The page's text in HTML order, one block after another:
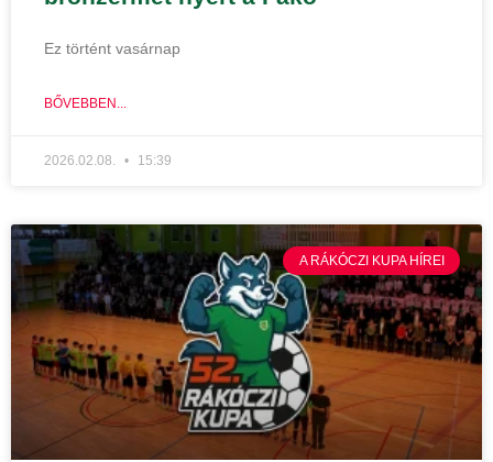
Ez történt vasárnap
BŐVEBBEN...
2026.02.08. 15:39
A RÁKÓCZI KUPA HÍREI